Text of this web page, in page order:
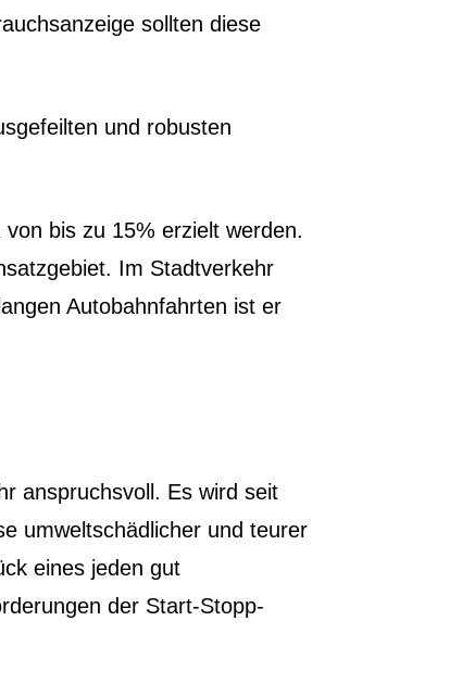
sollten diese
und robusten
bis zu 15% erzielt werden.
Im Stadtverkehr
Autobahnfahrten ist er
anspruchsvoll. Es wird seit
umweltschädlicher und teurer
eines jeden gut
der Start-Stopp-